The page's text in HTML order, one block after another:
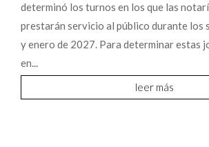
determinó los turnos en los que las
prestarán servicio al público durante los
y enero de 2027. Para determinar estas
en...
leer más